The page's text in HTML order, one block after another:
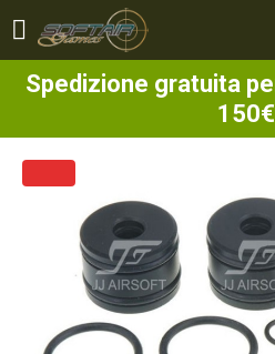
Spedizione gratuita